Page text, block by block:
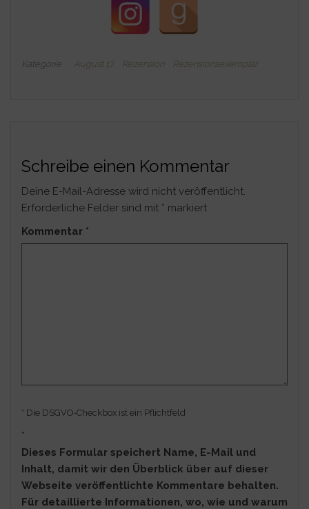
Kategorie August 17 Rezension Rezensionsexemplar
Schreibe einen Kommentar
Deine E-Mail-Adresse wird nicht veröffentlicht.
Erforderliche Felder sind mit * markiert
Kommentar *
* Die DSGVO-Checkbox ist ein Pflichtfeld
*
Dieses Formular speichert Name, E-Mail und
Inhalt, damit wir den Überblick über auf dieser
Webseite veröffentlichte Kommentare behalten.
Für detaillierte Informationen, wo, wie und warum